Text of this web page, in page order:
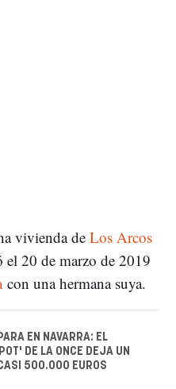
vivienda de Los Arcos
el 20 de marzo de 2019
con una hermana suya.
EN NAVARRA: EL
DE LA ONCE DEJA UN
500.000 EUROS